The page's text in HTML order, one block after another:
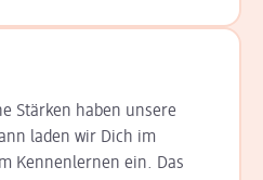
Stär­ken haben unsere
laden wir Dich im
Kennen­lernen ein. Das